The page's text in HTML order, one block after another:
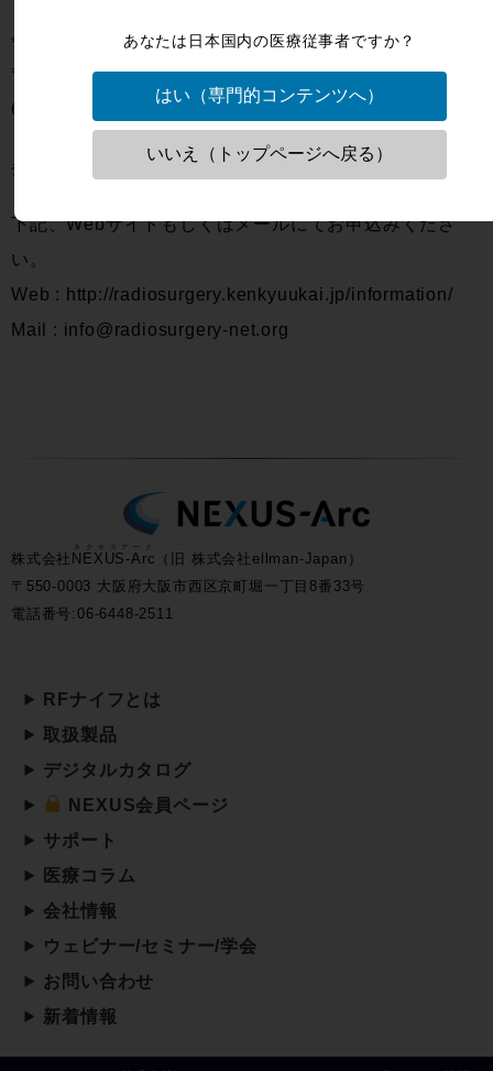
会場：ステーションコンファレンス東京 会議室605
〒100-0005 東京都千代田区丸の内1-7-12 サピアタワー
6F
参加費：5,000円
下記、Webサイトもしくはメールにてお申込みくださ
い。
Web : http://radiosurgery.kenkyuukai.jp/information/
Mail : info@radiosurgery-net.org
株式会社 NEXUS-Arc
ネクサスアーク
（旧 株式会社ellman-Japan）
〒550-0003 大阪府大阪市西区京町堀一丁目8番33号
電話番号:06-6448-2511
RFナイフとは
取扱製品
デジタルカタログ
NEXUS会員ページ
サポート
医療コラム
会社情報
ウェビナー/セミナー/学会
お問い合わせ
新着情報
あなたは日本国内の医療従事者ですか？
はい（専門的コンテンツへ）
いいえ（トップページへ戻る）